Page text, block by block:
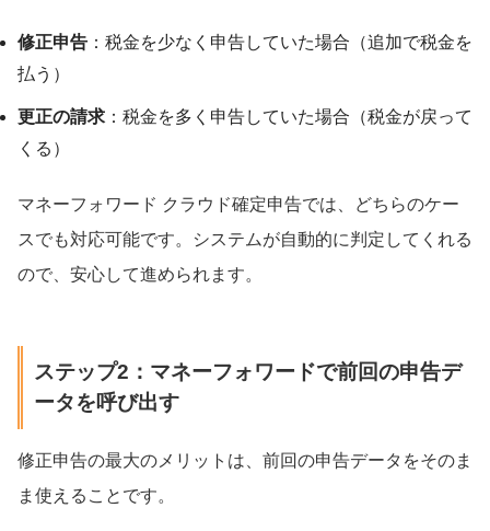
修正申告 ：税金を少なく申告していた場合（追加で税金を
払う）
更正の請求 ：税金を多く申告していた場合（税金が戻って
くる）
マネーフォワード クラウド確定申告では、どちらのケー
スでも対応可能です。システムが自動的に判定してくれる
ので、安心して進められます。
ステップ2：マネーフォワードで前回の申告デ
ータを呼び出す
修正申告の最大のメリットは、前回の申告データをそのま
ま使えることです。